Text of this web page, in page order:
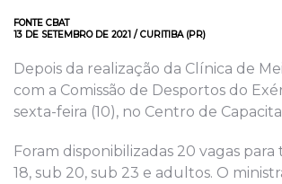
FONTE CBAT
13 DE SETEMBRO DE 2021 / CURITIBA (PR)
Depois da realização da Clínica de
com a Comissão de Desportos do
sexta-feira (10), no Centro de
Foram disponibilizadas 20 vagas
18, sub 20, sub 23 e adultos. O